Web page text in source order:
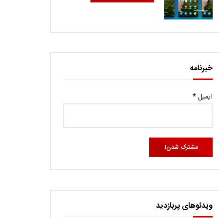
خبرنامه
ایمیل*
ویدئوهای پربازدید